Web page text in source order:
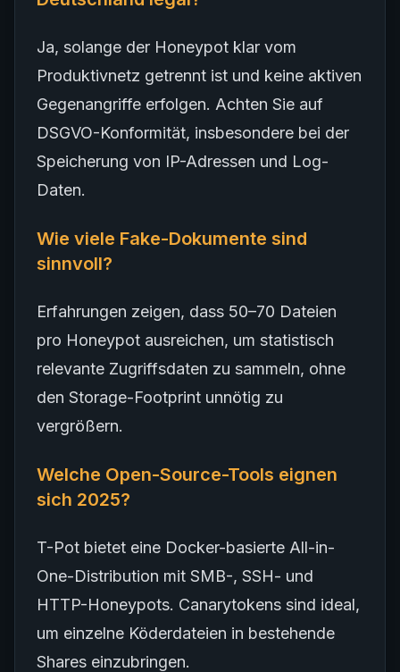
Ja, solange der Honeypot klar vom
Produktivnetz getrennt ist und keine aktiven
Gegenangriffe erfolgen. Achten Sie auf
DSGVO-Konformität, insbesondere bei der
Speicherung von IP-Adressen und Log-
Daten.
Wie viele Fake-Dokumente sind
sinnvoll?
Erfahrungen zeigen, dass 50–70 Dateien
pro Honeypot ausreichen, um statistisch
relevante Zugriffsdaten zu sammeln, ohne
den Storage-Footprint unnötig zu
vergrößern.
Welche Open-Source-Tools eignen
sich 2025?
T-Pot bietet eine Docker-basierte All-in-
One-Distribution mit SMB-, SSH- und
HTTP-Honeypots. Canarytokens sind ideal,
um einzelne Köderdateien in bestehende
Shares einzubringen.